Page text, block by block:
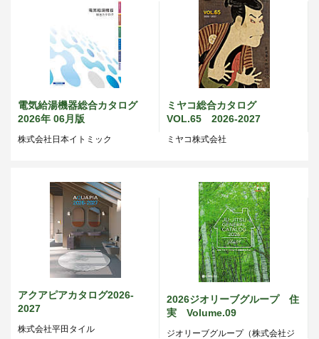
電気給湯機器総合カタログ
2026年 06月版
株式会社日本イトミック
ミヤコ総合カタログ
VOL.65 2026-2027
ミヤコ株式会社
アクアピアカタログ2026-
2027
株式会社平田タイル
2026ジオリーブグループ 住
実 Volume.09
ジオリーブグループ（株式会社ジ